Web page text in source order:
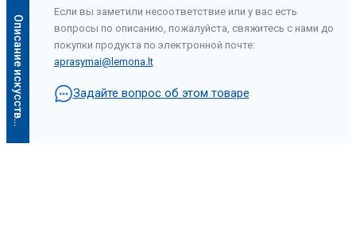
О
п
и
с
а
н
и
е
и
с
к
у
с
с
т
в
е
н
н
о
г
о
и
н
т
е
л
л
е
к
т
а
Если вы заметили несоответствие или у вас есть
вопросы по описанию, пожалуйста, свяжитесь с нами до
покупки продукта по электронной почте:
aprasymai@lemona.lt
Задайте вопрос об этом товаре